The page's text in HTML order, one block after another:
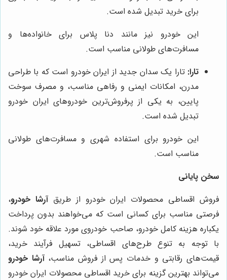
برای خرید تبدیل شده است.
این خودرو نیز مانند دنا پلاس برای خانواده‌ها و
مسافرت‌های طولانی مناسب است.
تارا: تارا یک سدان جدید از ایران خودرو است که با طراحی
مدرن، امکانات ایمنی و رفاهی مناسب، و مصرف سوخت
پایین، به یکی از پرفروش‌ترین خودروهای ایران خودرو
تبدیل شده است.
این خودرو برای استفاده شهری و مسافرت‌های طولانی
مناسب است.
سخن پایانی
فروش اقساطی محصولات ایران خودرو از طریقآرشا خودرو،
فرصتی مناسب برای کسانی است که می‌خواهند بدون پرداخت
یکباره هزینه کامل خودرو، صاحب خودروی مورد علاقه خود شوند.
با توجه به تنوع طرح‌های اقساطی، تسهیل فرآیند خرید،
قیمت‌های رقابتی و خدمات پس از فروش مناسب،آرشا خودرو
می‌تواند بهترین گزینه برای خرید اقساطی محصولات ایران خودرو